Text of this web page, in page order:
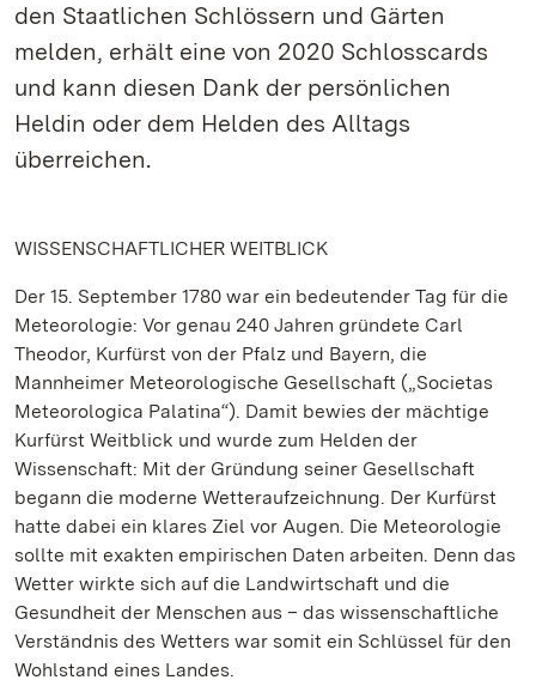
den Staatlichen Schlössern und Gärten
melden, erhält eine von 2020 Schlosscards
und kann diesen Dank der persönlichen
Heldin oder dem Helden des Alltags
überreichen.
WISSENSCHAFTLICHER WEITBLICK
Der 15. September 1780 war ein bedeutender Tag für die
Meteorologie: Vor genau 240 Jahren gründete Carl
Theodor, Kurfürst von der Pfalz und Bayern, die
Mannheimer Meteorologische Gesellschaft („Societas
Meteorologica Palatina“). Damit bewies der mächtige
Kurfürst Weitblick und wurde zum Helden der
Wissenschaft: Mit der Gründung seiner Gesellschaft
begann die moderne Wetteraufzeichnung. Der Kurfürst
hatte dabei ein klares Ziel vor Augen. Die Meteorologie
sollte mit exakten empirischen Daten arbeiten. Denn das
Wetter wirkte sich auf die Landwirtschaft und die
Gesundheit der Menschen aus – das wissenschaftliche
Verständnis des Wetters war somit ein Schlüssel für den
Wohlstand eines Landes.